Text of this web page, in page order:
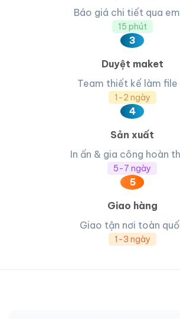
Báo giá chi tiết qua
15 phút
3
Duyệt maket
Team thiết kế làm file
1-2 ngày
4
Sản xuất
In ấn & gia công hoàn
5-7 ngày
5
Giao hàng
Giao tận nơi toàn
1-3 ngày